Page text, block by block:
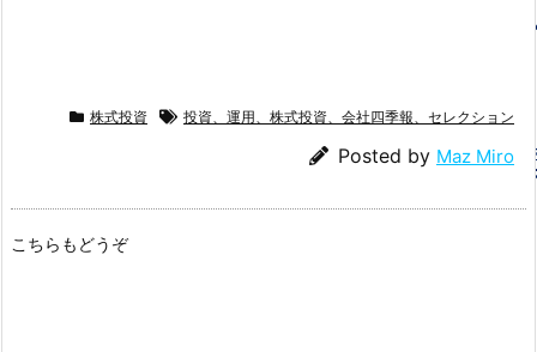
株式投資 投資、運用、株式投資、会社四季報、セレクション
Posted by Maz Miro
こちらもどうぞ